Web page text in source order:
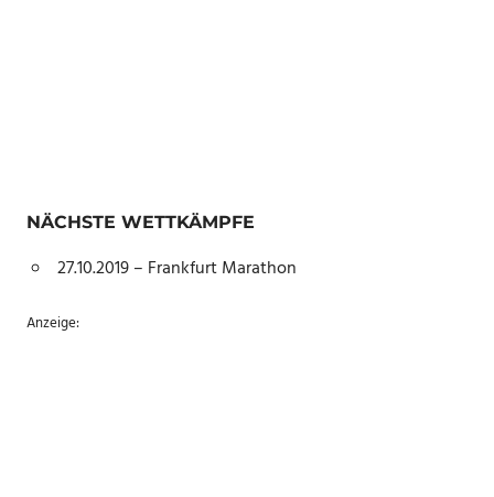
NÄCHSTE WETTKÄMPFE
27.10.2019 – Frankfurt Marathon
Anzeige: